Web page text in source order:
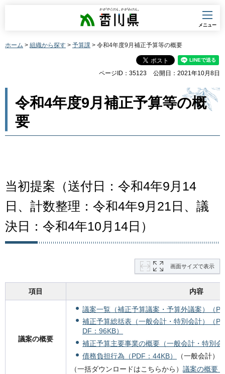
香川県
メニュー
ホーム > 組織から探す > 予算課 > 令和4年度9月補正予算等の概要
ページID：35123 公開日：2021年10月8日
令和4年度9月補正予算等の概
要
当初提案（送付日：令和4年9月14
日、計数整理：令和4年9月21日、議
決日：令和4年10月14日）
画面サイズで表示
項目 内容
議案の概要
議案一覧（補正予算議案・予算外議案）（
補正予算総括表（一般会計・特別会計）（
DF：96KB）
補正予算主要事業の概要（一般会計・特別
債務負担行為（PDF：44KB）
（一般会計）
（一括ダウンロードはこちらから） 議案の概要